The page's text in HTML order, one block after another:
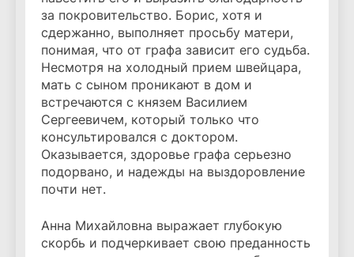
за покровительство. Борис, хотя и
сдержанно, выполняет просьбу матери,
понимая, что от графа зависит его судьба.
Несмотря на холодный прием швейцара,
мать с сыном проникают в дом и
встречаются с князем Василием
Сергеевичем, который только что
консультировался с доктором.
Оказывается, здоровье графа серьезно
подорвано, и надежды на выздоровление
почти нет.
Анна Михайловна выражает глубокую
скорбь и подчеркивает свою преданность